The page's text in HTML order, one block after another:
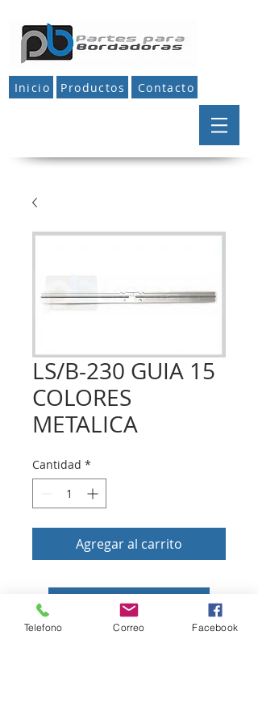
Inicio Productos Contacto
LS/B-230 GUIA 15
COLORES
METALICA
Cantidad *
Agregar al carrito
Volver a tienda
Telefono Correo Facebook